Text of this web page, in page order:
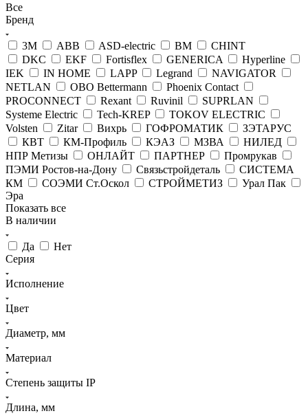
Все
Бренд
3М ABB ASD-electric BM
CHINT
DKC
EKF Fortisflex GENERICA
Hyperline
IEK
IN HOME LAPP Legrand
NAVIGATOR
NETLAN
OBO Bettermann
Phoenix Contact
PROCONNECT
Rexant Ruvinil
SUPRLAN
Systeme Electric
Tech-KREP
TOKOV ELECTRIC
Volsten
Zitar Вихрь ГОФРОМАТИК
ЗЭТАРУС
КВТ
КМ-Профиль КЭАЗ МЗВА
НИЛЕД
НПР Метизы
ОНЛАЙТ ПАРТНЕР
Промрукав
ПЭМИ Ростов-на-Дону
Связьстройдеталь
СИСТЕМА
КМ
СОЭМИ Ст.Оскол СТРОЙМЕТИЗ
Урал Пак
Эра
Показать все
В наличии
Да
Нет
Серия
Исполнение
Цвет
Диаметр, мм
Материал
Степень защиты IP
Длина, мм